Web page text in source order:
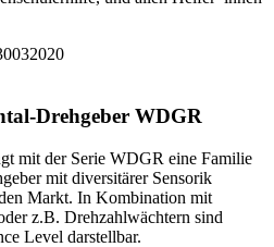
Drehgeber WDGR
mit der Serie WDGR eine Familie
mit diversitärer Sensorik
Markt. In Kombination mit
z.B. Drehzahlwächtern sind
Level darstellbar.